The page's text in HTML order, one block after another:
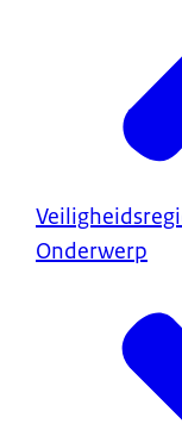
Onderwerp